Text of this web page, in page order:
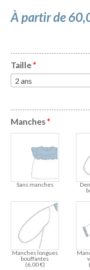
À partir de
Taille*
2 ans
Manches*
Sans manches
Manches longues
bouffantes
(6,00€)
(